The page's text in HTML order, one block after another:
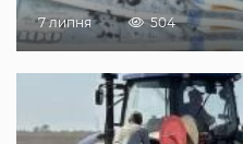
7 липня 504